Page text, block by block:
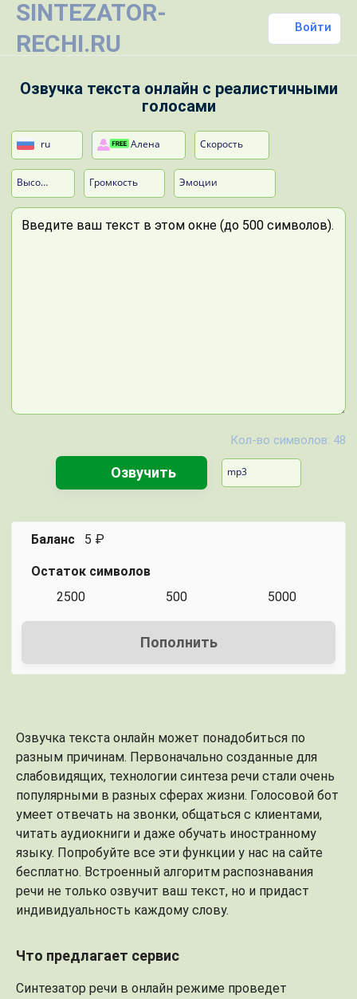
SINTEZATOR-
RECHI.RU
Войти
Озвучка текста онлайн с реалистичными
голосами
ru Алена Скорость
Высота Громкость Эмоции
Кол-во символов: 48
Озвучить mp3
Баланс 5 ₽
Остаток символов
2500
500 5000
Пополнить
Озвучка текста онлайн может понадобиться по
разным причинам. Первоначально созданные для
слабовидящих, технологии синтеза речи стали очень
популярными в разных сферах жизни. Голосовой бот
умеет отвечать на звонки, общаться с клиентами,
читать аудиокниги и даже обучать иностранному
языку. Попробуйте все эти функции у нас на сайте
бесплатно. Встроенный алгоритм распознавания
речи не только озвучит ваш текст, но и придаст
индивидуальность каждому слову.
Что предлагает сервис
Синтезатор речи в онлайн режиме проведет